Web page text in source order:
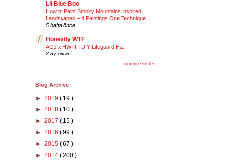
Lil Blue Boo
How to Paint Smoky Mountains Inspired
Landscapes – 4 Paintings One Technique
5 hafta önce
Honestly WTF
AGJ x HWTF: DIY Lifeguard Hat
2 ay önce
Tümünü Göster
Blog Archive
► 2019 ( 19 )
► 2018 ( 10 )
► 2017 ( 15 )
► 2016 ( 99 )
► 2015 ( 67 )
► 2014 ( 200 )